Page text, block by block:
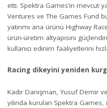
etti. Spektra Games’in mevcut
Ventures ve The Games Fund
yatırımı ana ürünü Highway
ürün-üretim altyapısını
kullanıcı edinim faaliyetlerini
Racing dikeyini yeniden
Kadir Danışman, Yusuf Demir
yılında kurulan Spektra